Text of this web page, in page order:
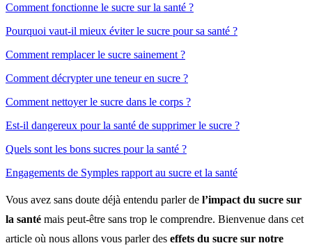
Comment fonctionne le sucre sur la santé ?
Pourquoi vaut-il mieux éviter le sucre pour sa santé ?
Comment remplacer le sucre sainement ?
Comment décrypter une teneur en sucre ?
Comment nettoyer le sucre dans le corps ?
Est-il dangereux pour la santé de supprimer le sucre ?
Quels sont les bons sucres pour la santé ?
Engagements de Symples rapport au sucre et la santé
Vous avez sans doute déjà entendu parler de l’impact du sucre sur
la santé mais peut-être sans trop le comprendre. Bienvenue dans cet
article où nous allons vous parler des effets du sucre sur notre